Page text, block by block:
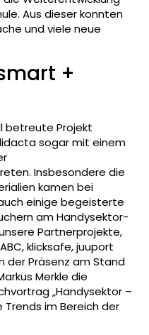
Aus dieser konnten
und viele neue
+
betreute Projekt
sogar mit einem
Insbesondere die
kamen bei
einige begeisterte
am Handysektor-
Partnerprojekte,
klicksafe, juuport
der Präsenz am Stand
Merkle die
„Handysektor –
im Bereich der